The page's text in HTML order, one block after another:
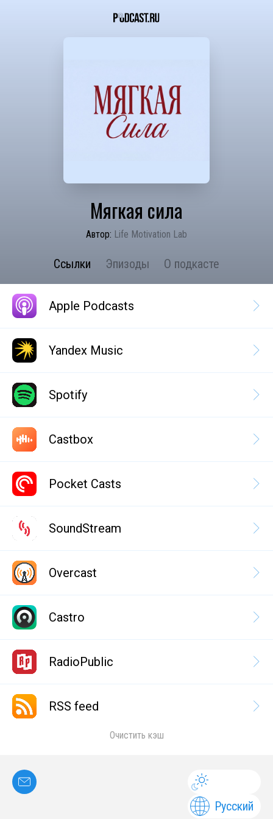
Мягкая сила
Автор: Life Motivation Lab
Ссылки Эпизоды О подкасте
Apple Podcasts
Yandex Music
Spotify
Castbox
Pocket Casts
SoundStream
Overcast
Castro
RadioPublic
RSS feed
Очистить кэш
Русский